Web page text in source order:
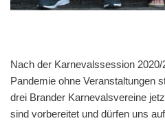
Nach der Karnevalssession
Pandemie ohne Veranstaltungen
drei Brander Karnevalsvereine
sind vorbereitet und dürfen uns